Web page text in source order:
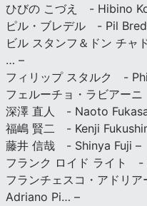
ひびの こづえ - Hibino
ピル・ブレデル - Pil
ビル スタンフ＆ドン チ
… –
フィリップ スタルク -
フェルーチョ・ラビアー
深澤 直人 - Naoto
福嶋 賢二 - Kenji
藤井 信哉 - Shinya Fuji –
フランク ロイド ライト -
フランチェスコ・アドリ
Adriano Pi… –